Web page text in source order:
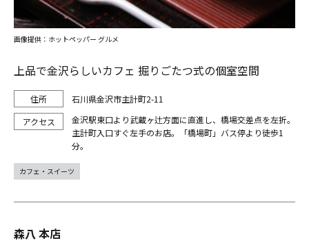
上品で金沢らしいカフェ 掘りごたつ式の個室空間
石川県金沢市主計町2-11
金沢駅東口より武蔵ヶ辻方面に直進し、橋場交差点を左折。
主計町入口すぐ左手のお店。「橋場町」バス停より徒歩1
分。
画像提供：ホットペッパー グルメ
カフェ・スイーツ
森八 本店